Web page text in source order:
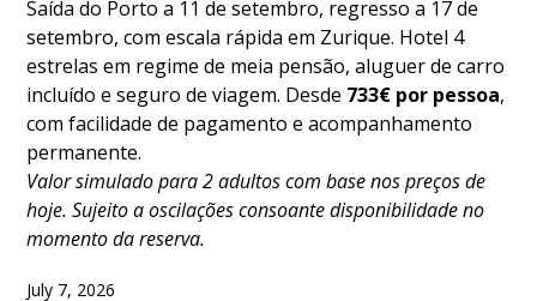
Saída do Porto a 11 de setembro, regresso a 17 de
setembro, com escala rápida em Zurique. Hotel 4
estrelas em regime de meia pensão, aluguer de carro
incluído e seguro de viagem. Desde 733€ por pessoa,
com facilidade de pagamento e acompanhamento
permanente.
Valor simulado para 2 adultos com base nos preços de
hoje. Sujeito a oscilações consoante disponibilidade no
momento da reserva.
July 7, 2026